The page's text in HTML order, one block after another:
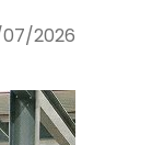
2026